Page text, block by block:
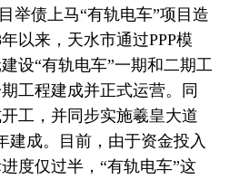
举债上马“有轨电车”项目造
以来，天水市通过PPP模
设“有轨电车”一期和二期工
工程建成并正式运营。同
工，并同步实施羲皇大道
建成。目前，由于资金投入
度仅过半，“有轨电车”这